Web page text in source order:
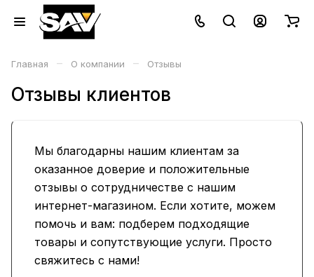
Главная – О компании – Отзывы
Отзывы клиентов
Мы благодарны нашим клиентам за
оказанное доверие и положительные
отзывы о сотрудничестве с нашим
интернет-магазином. Если хотите, можем
помочь и вам: подберем подходящие
товары и сопутствующие услуги. Просто
свяжитесь с нами!